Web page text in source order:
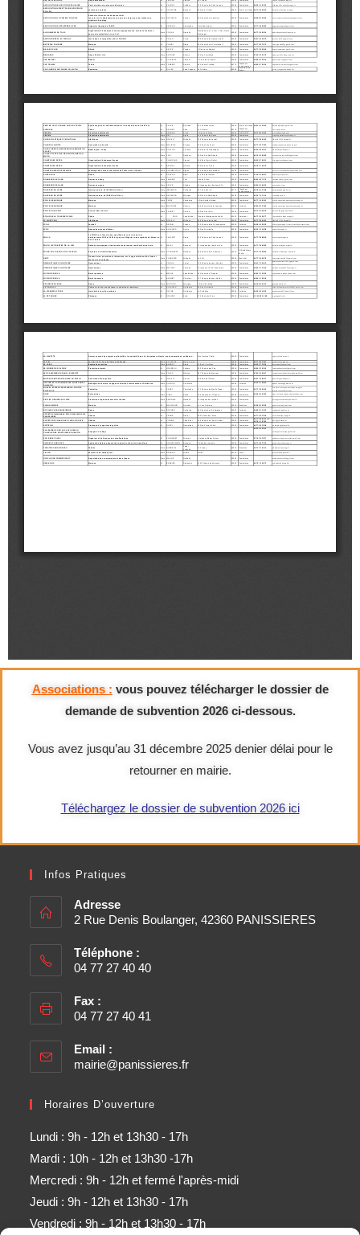
Associations : vous pouvez télécharger le dossier de
demande de subvention 2026 ci-dessous.
Vous avez jusqu’au 31 décembre 2025 denier délai pour le
retourner en mairie.
Téléchargez le dossier de subvention 2026 ici
Infos Pratiques
Adresse
2 Rue Denis Boulanger, 42360 PANISSIERES
Téléphone :
04 77 27 40 40
Fax :
04 77 27 40 41
Email :
mairie@panissieres.fr
Horaires D’ouverture
Lundi : 9h - 12h et 13h30 - 17h
Mardi : 10h - 12h et 13h30 -17h
Mercredi : 9h - 12h et fermé l'après-midi
Jeudi : 9h - 12h et 13h30 - 17h
Vendredi : 9h - 12h et 13h30 - 17h